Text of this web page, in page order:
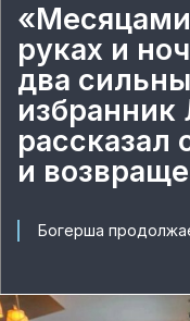
«Месяцами
руках и
два
избранник
рассказал
и
Богерша